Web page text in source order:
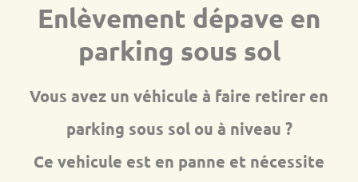
Enlèvement dépave en
parking sous sol
Vous avez un véhicule à faire retirer en
parking sous sol ou à niveau ?
Ce vehicule est en panne et nécessite